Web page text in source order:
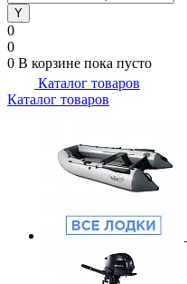
0
0
0 В корзине пока пусто
Каталог товаров
Каталог товаров